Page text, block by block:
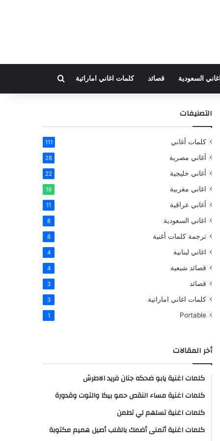
اغاني السعودية قصائد كلمات اغاني اماراتية
التصنيفات
كلمات أغاني 111
أغاني مصرية 28
أغاني خليجية 22
اغاني مغربية 19
أغاني عراقية 11
اغاني السعودية 8
ترجمة كلمات أغنية 8
اغاني لبنانية 4
قصائد شيعية 4
قصائد 3
كلمات اغاني اماراتية 3
Portable
1
أخر المقالات
كلمات اغنية يابو ضحكه جنان فريد الاطرش
كلمات اغنية مساء النقص حمو بيكا والتوت وقدورة
كلمات اغنية تسلهم لي تطمن
كلمات اغنية أتمنى أضمك بالقلب أصيل هميم مكتوبة